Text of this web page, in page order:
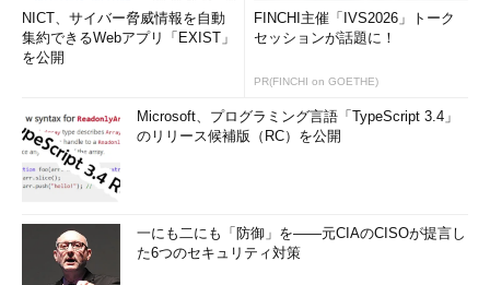
NICT、サイバー脅威情報を自動
集約できるWebアプリ「EXIST」
を公開
FINCHI主催「IVS2026」トーク
セッションが話題に！
PR(FINCHI on GOETHE)
Microsoft、プログラミング言語「TypeScript 3.4」
のリリース候補版（RC）を公開
一にも二にも「防御」を――元CIAのCISOが提言し
た6つのセキュリティ対策